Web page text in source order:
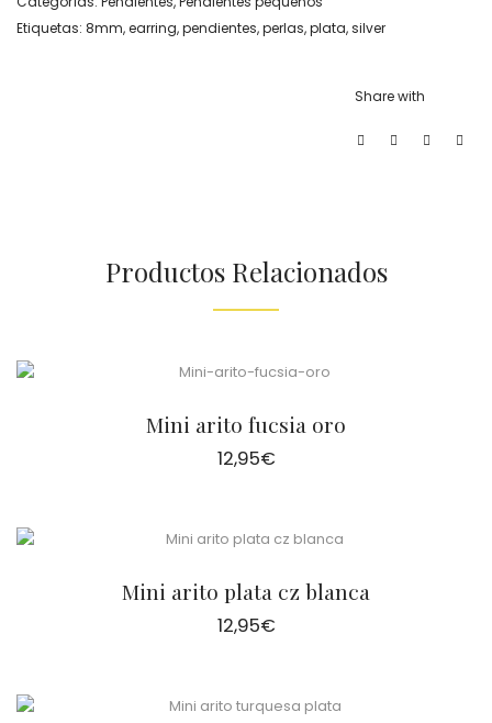
Etiquetas: 8mm,earring,pendientes,perlas,plata,silver
Share with
Productos Relacionados
Mini arito fucsia oro
12,95€
Mini arito plata cz blanca
12,95€